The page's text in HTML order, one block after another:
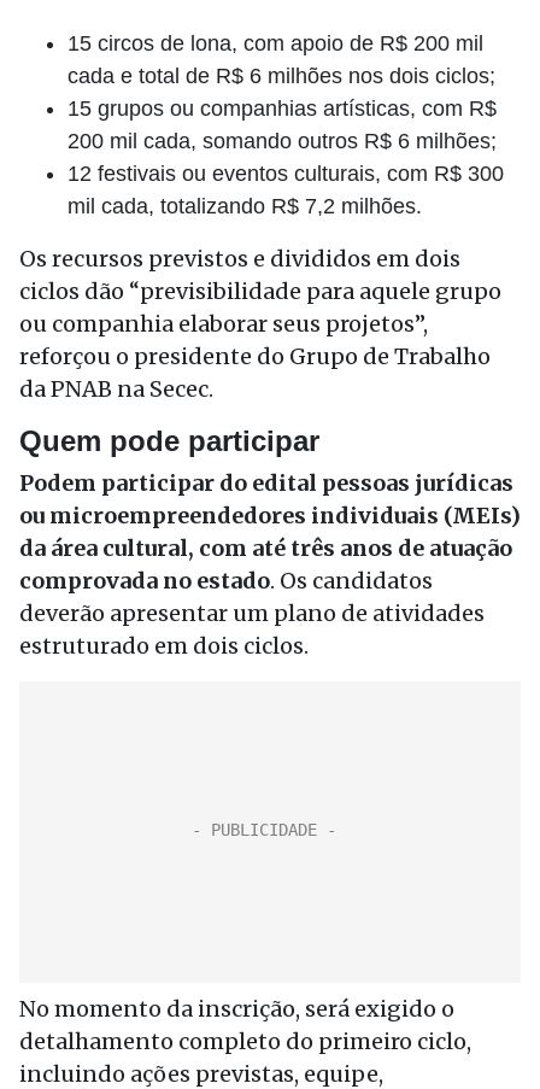
15 circos de lona, com apoio de R$ 200 mil
cada e total de R$ 6 milhões nos dois ciclos;
15 grupos ou companhias artísticas, com R$
200 mil cada, somando outros R$ 6 milhões;
12 festivais ou eventos culturais, com R$ 300
mil cada, totalizando R$ 7,2 milhões.
Os recursos previstos e divididos em dois
ciclos dão “previsibilidade para aquele grupo
ou companhia elaborar seus projetos”,
reforçou o presidente do Grupo de Trabalho
da PNAB na Secec.
Quem pode participar
Podem participar do edital pessoas jurídicas
ou microempreendedores individuais (MEIs)
da área cultural, com até três anos de atuação
comprovada no estado. Os candidatos
deverão apresentar um plano de atividades
estruturado em dois ciclos.
No momento da inscrição, será exigido o
detalhamento completo do primeiro ciclo,
incluindo ações previstas, equipe,